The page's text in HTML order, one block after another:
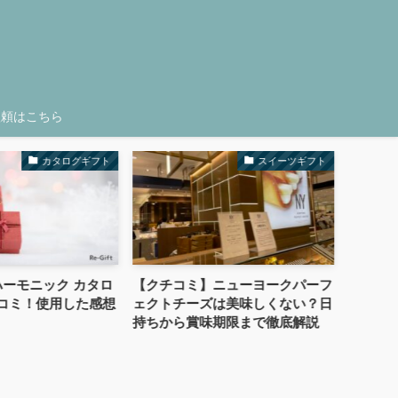
はこちら
カタログギフト
モニック カタロ
ミ！使用した感想
スイーツギフト
【クチコミ】ニューヨークパーフ
ェクトチーズは美味しくない？日
持ちから賞味期限まで徹底解説